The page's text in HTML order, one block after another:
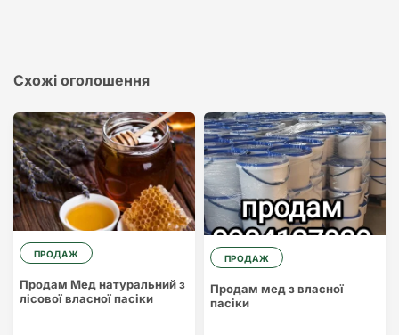
Схожі оголошення
ПРОДАЖ
Продам Мед натуральний з
лісової власної пасіки
ПРОДАЖ
Продам мед з власної
пасіки